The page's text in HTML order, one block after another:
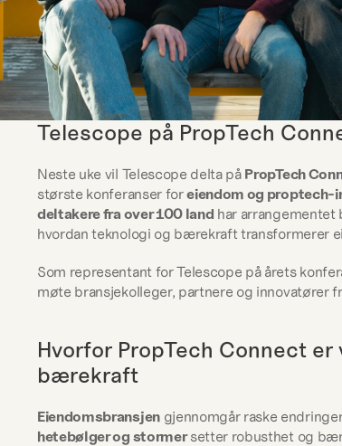
Telescope på PropTech
Neste uke vil Telescope delta på PropTech
største konferanser for eiendom og proptech-
deltakere fra over 100 land har arrangementet
hvordan teknologi og bærekraft transformerer
Som representant for Telescope på årets
møte bransjekolleger, partnere og innovatører
Hvorfor PropTech Connect
bærekraft
Eiendomsbransjen gjennomgår raske
hetebølger og stormer setter robusthet og